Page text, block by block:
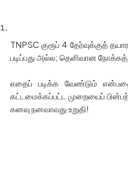
TNPSC குரூப் 4 தேர்வுக்குத்
படிப்பது அல்ல; தெளிவான
எதைப் படிக்க வேண்டும்
கட்டமைக்கப்பட்ட முறையைப்
கனவு நனவாவது உறுதி!